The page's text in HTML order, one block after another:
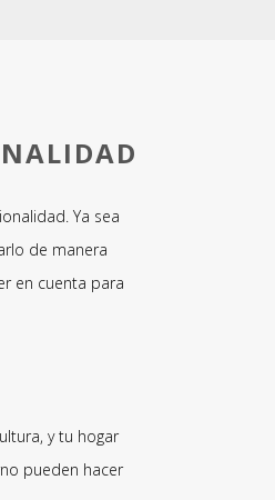
Ya sea
de manera
en cuenta para
y tu hogar
pueden hacer